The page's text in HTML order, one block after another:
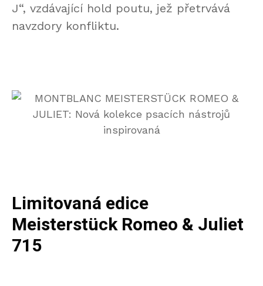
J“, vzdávající hold poutu, jež přetrvává
navzdory konfliktu.
Limitovaná edice
Meisterstück Romeo & Juliet
715